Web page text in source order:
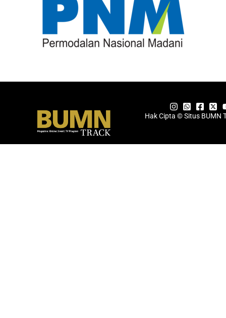
Hak Cipta © Situs BUMN